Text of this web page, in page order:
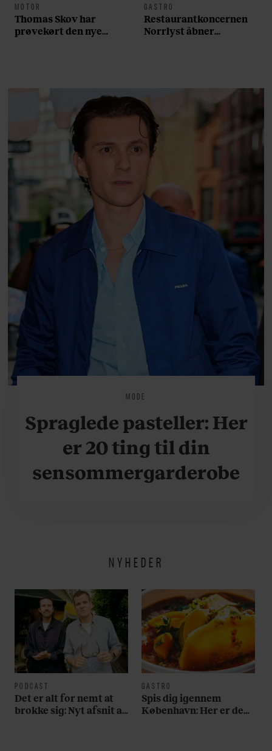
MOTOR
Thomas Skov har
prøvekørt den nye
GASTRO
Restaurantkoncernen
Norrlyst åbner
MODE
Spraglede pasteller: Her
er 20 ting til din
sensommergarderobe
NYHEDER
PODCAST
Det er alt for nemt at
brokke sig: Nyt afsnit af
GASTRO
Spis dig igennem
København: Her er de